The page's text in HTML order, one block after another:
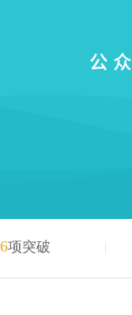
6项突破